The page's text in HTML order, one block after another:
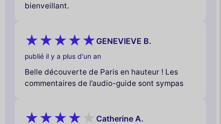
bienveillant.
GENEVIEVE B.
publié il y a plus d'un an
Belle découverte de Paris en hauteur ! Les
commentaires de l’audio-guide sont sympas
Catherine A.